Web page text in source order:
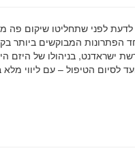
פה בגיאורגיה 2025: מה חובה לדעת לפני שתחליטו שיקום
הפתרונות המבוקשים ביותר
ישראדנט, בניהולו של היזם
לסיום הטיפול – עם ליווי